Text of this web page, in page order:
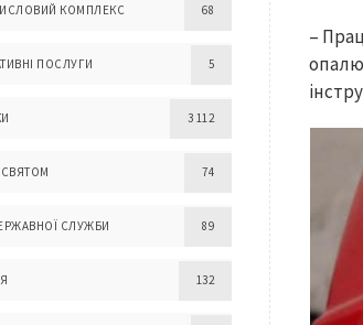
–
КОМПЛЕКС 68
ПОСЛУГИ 5
3 112
СВЯТОМ 74
СЛУЖБИ 89
132